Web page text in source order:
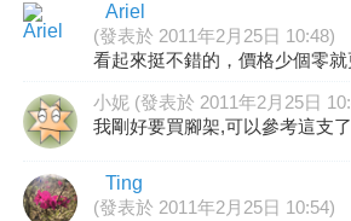
Ariel
(發表於 2011年2月25日 10:48)
看起來挺不錯的，價格少個零
小妮 (發表於 2011年2月25日
我剛好要買腳架,可以參考這支了
Ting
(發表於 2011年2月25日 10:54)